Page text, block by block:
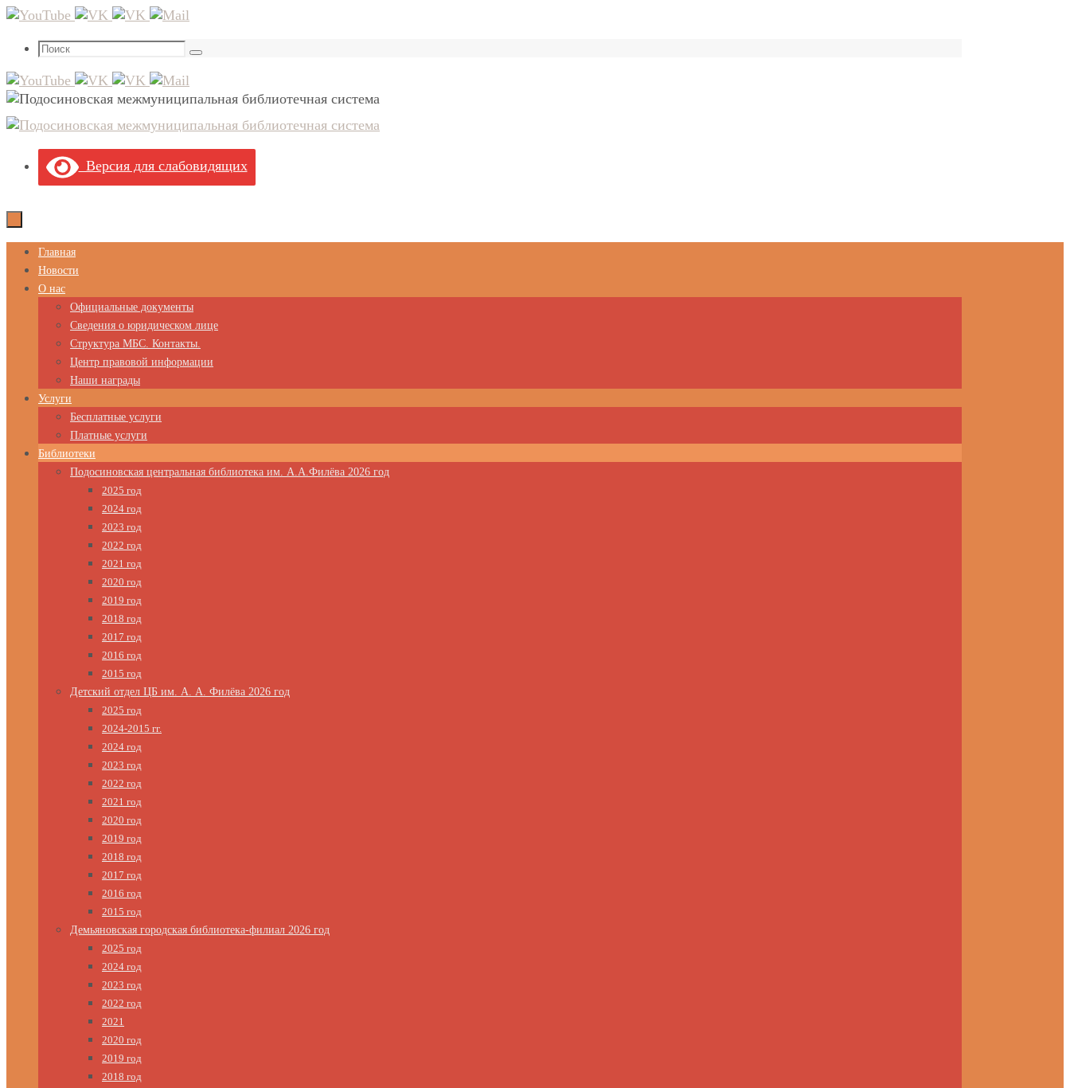
Перейти
содержимому
Что
Поиск
Версия для слабовидящих
Перейти
содержимому
Главная
Новости
О нас
Официальные документы
Сведения о юридическом лице
Структура МБС. Контакты.
Центр правовой информации
Наши награды
Услуги
Бесплатные услуги
Платные услуги
Библиотеки
Подосиновская центральная библиотека им. А.А.Филёва 2026 год
2025 год
2024 год
2023 год
2022 год
2021 год
2020 год
2019 год
2018 год
2017 год
2016 год
2015 год
Детский отдел ЦБ им. А. А. Филёва 2026 год
2025 год
2024-2015 гг.
2024 год
2023 год
2022 год
2021 год
2020 год
2019 год
2018 год
2017 год
2016 год
2015 год
Демьяновская городская библиотека-филиал 2026 год
2025 год
2024 год
2023 год
2022 год
2021
2020 год
2019 год
2018 год